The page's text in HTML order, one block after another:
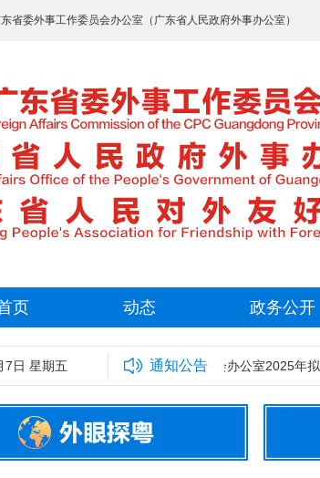
省委外事工作委员会办公室（广东省人民政府外事办公室）
页 动态 政务公开
7日 星期五 通知公告
中共广东省委外事工作委员会办公室2025年拟